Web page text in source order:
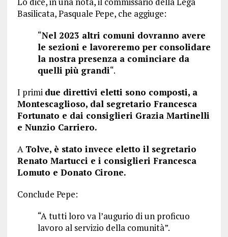
Basilicata, Pasquale Pepe, che aggiuge:
“Nel 2023 altri comuni dovranno avere
le sezioni e lavoreremo per consolidare
la nostra presenza a cominciare da
quelli più grandi“.
I primi due direttivi eletti sono composti, a
Montescaglioso, dal segretario Francesca
Fortunato e dai consiglieri Grazia Martinelli
e Nunzio Carriero.
A Tolve, è stato invece eletto il segretario
Renato Martucci e i consiglieri Francesca
Lomuto e Donato Cirone.
Conclude Pepe:
“A tutti loro va l’augurio di un proficuo
lavoro al servizio della comunità”.